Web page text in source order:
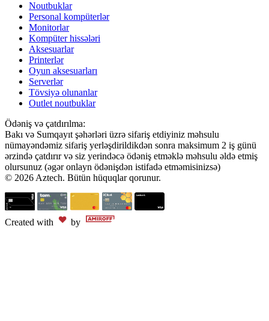
Noutbuklar
Personal kompüterlər
Monitorlar
Kompüter hissələri
Aksesuarlar
Printerlər
Oyun aksesuarları
Serverlər
Tövsiyə olunanlar
Outlet noutbuklar
Ödəniş və çatdırılma:
Bakı və Sumqayıt şəhərləri üzrə sifariş etdiyiniz məhsulu
nümayəndəmiz sifariş yerləşdirildikdən sonra maksimum 2 iş günü
ərzində çatdırır və siz yerindəcə ödəniş etməklə məhsulu əldə etmiş
olursunuz (əgər onlayn ödənişdən istifadə etməmisinizsə)
© 2026 Aztech. Bütün hüquqlar qorunur.
Created with by